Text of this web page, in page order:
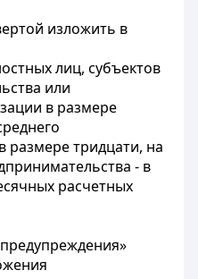
изложить в
лиц, субъектов
или
в размере
размере тридцати, на
- в
расчетных